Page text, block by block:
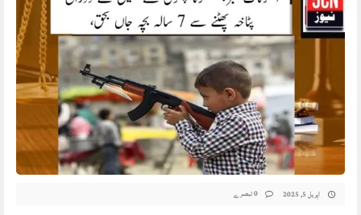
اپریل 5, 2025